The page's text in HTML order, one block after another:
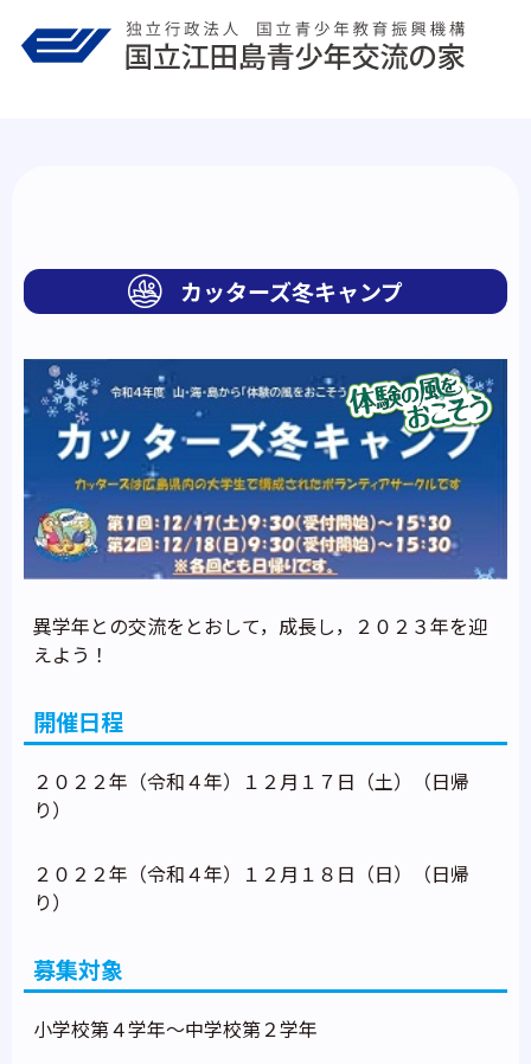
カッターズ冬キャンプ
異学年との交流をとおして，成長し，２０２３年を迎
えよう！
開催日程
２０２２年（令和４年）１２月１７日（土）（日帰
り）
２０２２年（令和４年）１２月１８日（日）（日帰
り）
募集対象
小学校第４学年～中学校第２学年